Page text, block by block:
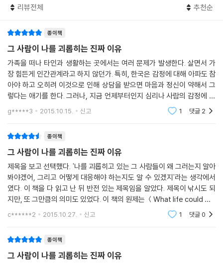
무리 희미해도 자신의 문제들과 관련이 있다고 생각하는 인상들만 선택적
이런 기억은 인생 이야기를 대변한다. 사람들은 이 이야기를 반복해서 자
신에게 들려주며 하나의 경고 혹은 위안으로 삼는다. 또 이런 기억은 자신
의 인생 목표에 계속 집중할 수 있도록 해 주고, 과거의 경험을 통해 시행착
오를 겪으며 형성한 접근법으로 미래에 대비할 수 있도록 한다.
---「변화를 위한 첫 번째 단계 | 초기 기억」중에서
꿈은 우리를 우롱하고 기만하기 위해 고안되었다. 이 사실을 알고 나면 꿈
을 이해하기 어려웠던 이유를 알 수 있을 것이다. 우리가 꿈을 이해하게 되
속일 수도 없다. 우리는 상식에 따라 진행하는 것을 선호하게 되고, 꿈의 유
인에 따르는 것을 거부하게 될 것이다. 결론적으로, 꿈이 이해되어 버리면
꿈의 목적은 상실된다.
---「너무나 익숙해서 달콤한 거짓말 | 꿈」중에서
나는 많은 성인들의 사례를 연구하면서 그들이 어린 시절에 받은 인상들이
평생 지속되는 것을 발견했다. 가족 안에서의 위치는 개인의 생활 양식에
지울 수 없는 자국을 남긴다. 아동 발달상의 모든 문제는 가정 안에서의 협
활상을 둘러보고, 어째서 라이벌 의식과 경쟁이 생활의 가장 중요한 국면
을 차지하게 되었는지 자문해 보자. 우리는 모든 인간이 정복자가 되려는
등감에 대한 보상을 얻기 위해 인간은 우월한 지위와 능력을 추구하고 이
발전하면 한 인간의 인간관계는 왜곡되기도 한다.
아들러는 “우리는 타인으로부터 받는 충격적인 경험 때문에 고통받는 것
이 아니다.”라고 말한다. 실재 자체가 아니라, 우리가 사건에 부여한 의미
대로 경험한다는 것이다. 아들러는 외부와 내부 사이에 발생하는 문제점에
대한 해결책으로 협동을 제시한다. 협동이 개인의 성공과 인류의 발전에
기여한다는 일관적인 관점을 따라가다 보면 외부와 새롭게 관계를 설정하
로 도움을 주는 존재가 될 것이다.
추 천 사
누구에게나 꼭 필요한 삶의 기술을 공유하다!
알프레트 아들러는 프로이트, 융과 함께 심층 심리학의 3대 거장으로 손꼽
힌다. 제3 심리학의 대부인 매슬로는 아들러를 ‘그 시대가 알아보지 못한
가 옳았음을 인정할 수밖에 없었다.’라고 고백하기도 했다. 아들러는 자신
의 이론과 사상을 펼친 지 100년이 지난 지금에서야 우리에게 가까이 다가
왔다. 그는 개인 심리학의 창시자일 뿐 아니라 최초의 실존주의 심리학자,
리뷰전체 추천순
종이책
그 사람이 나를 괴롭히는 진짜 이유
가족을 떠나 타인과 생활하는 곳에서는 여러 문제가 발생한다. 살면서 가
장 힘든게 인간관계라고 하지 않던가. 특히, 한국은 감정에 대해 아파도 참
아야 하고 오히려 이것으로 인해 상담을 받으면 마음과 정신이 약해서 그
렇다는 애기를 한다. 그러나, 지금 언제부터인지 심리나 사람의 감정에 대
한 책이 번역이 되어 출간되고 있다. 몸이 아프면 치료가 필요하듯이 마음
역시 상처를 받
g*****3 2015.10.15. 신고 1 댓글 2
종이책
그 사람이 나를 괴롭히는 진짜 이유
제목을 보고 선택했다. '나를 괴롭히고 있는 그 사람들이 왜 그러는지 알아
봐야겠어, 그리고 어떻게 대응해야 하는지도 알 수 있겠지'라는 생각에서
였다. 이 책을 다 읽고 난 뒤 반전 있는 제목임을 알았다. 제목이 낚시도 되
지만, 또 그만큼의 의미도 있었다. 이 책의 원제는 ＜What life could me
an to you＞다. 굳이 말하자면 삶의 의미 정도일 텐데 아들러가 이 책에서
c******2 2015.10.27. 신고 1 댓글0
종이책
그 사람이 나를 괴롭히는 진짜 이유